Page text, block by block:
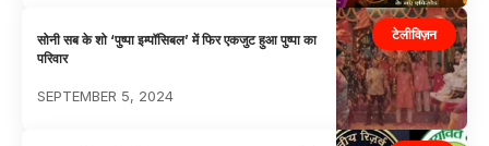
टेलीविज़न
सोनी सब के शो ‘पुष्पा इम्पॉसिबल’ में फिर एकजुट हुआ पुष्पा का
परिवार
SEPTEMBER 5, 2024